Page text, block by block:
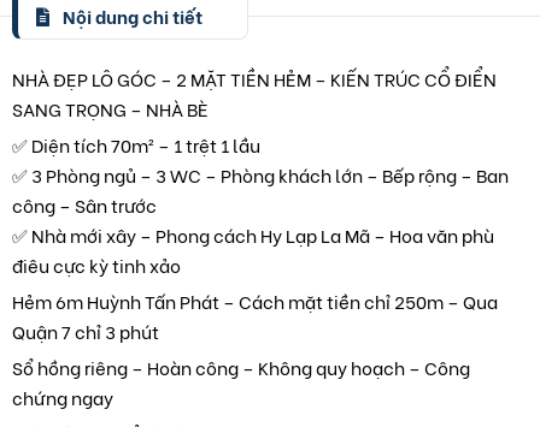
Nội dung chi tiết
NHÀ ĐẸP LÔ GÓC – 2 MẶT TIỀN HẺM – KIẾN TRÚC CỔ ĐIỂN
SANG TRỌNG – NHÀ BÈ
✅ Diện tích 70m² – 1 trệt 1 lầu
✅ 3 Phòng ngủ – 3 WC – Phòng khách lớn – Bếp rộng – Ban
công – Sân trước
✅ Nhà mới xây – Phong cách Hy Lạp La Mã – Hoa văn phù
điêu cực kỳ tinh xảo
Hẻm 6m Huỳnh Tấn Phát – Cách mặt tiền chỉ 250m – Qua
Quận 7 chỉ 3 phút
Sổ hồng riêng – Hoàn công – Không quy hoạch – Công
chứng ngay